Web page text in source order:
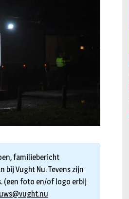
familiebericht
Vught Nu. Tevens zijn
(een foto en/of logo erbij